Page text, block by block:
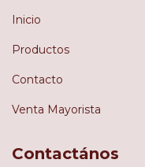
Inicio
Productos
Contacto
Venta Mayorista
Contactános